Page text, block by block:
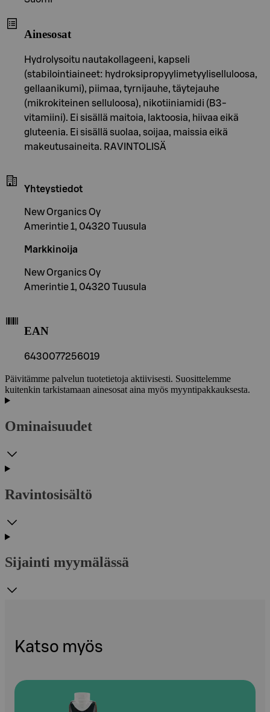
Ainesosat
Hydrolysoitu nautakollageeni, kapseli
(stabilointiaineet: hydroksipropyylimetyyliselluloosa,
gellaanikumi), piimaa, tyrnijauhe, täytejauhe
(mikrokiteinen selluloosa), nikotiiniamidi (B3-
vitamiini). Ei sisällä maitoia, laktoosia, hiivaa eikä
gluteenia. Ei sisällä suolaa, soijaa, maissia eikä
makeutusaineita. RAVINTOLISÄ
Yhteystiedot
New Organics Oy
Amerintie 1, 04320 Tuusula
Markkinoija
New Organics Oy
Amerintie 1, 04320 Tuusula
EAN
6430077256019
Päivitämme palvelun tuotetietoja aktiivisesti. Suosittelemme
kuitenkin tarkistamaan ainesosat aina myös myyntipakkauksesta.
Ominaisuudet
Ravintosisältö
Sijainti myymälässä
Katso myös